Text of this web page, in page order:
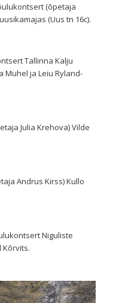
(õpetaja
(Uus tn 16c).
Tallinna Kalju
Muhel ja Leiu Ryland-
Julia Krehova) Vilde
Andrus Kirss) Kullo
Niguliste
Kõrvits.